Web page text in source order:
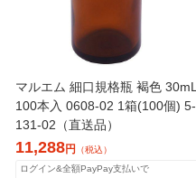
マルエム 細口規格瓶 褐色 30mL
100本入 0608-02 1箱(100個) 5-
131-02（直送品）
11,288円
（税込）
ログイン&全額PayPay支払いで